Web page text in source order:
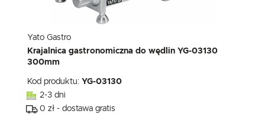
Yato Gastro
Krajalnica gastronomiczna do wędlin YG-03130
300mm
Kod produktu: YG-03130
2-3 dni
0 zł - dostawa gratis